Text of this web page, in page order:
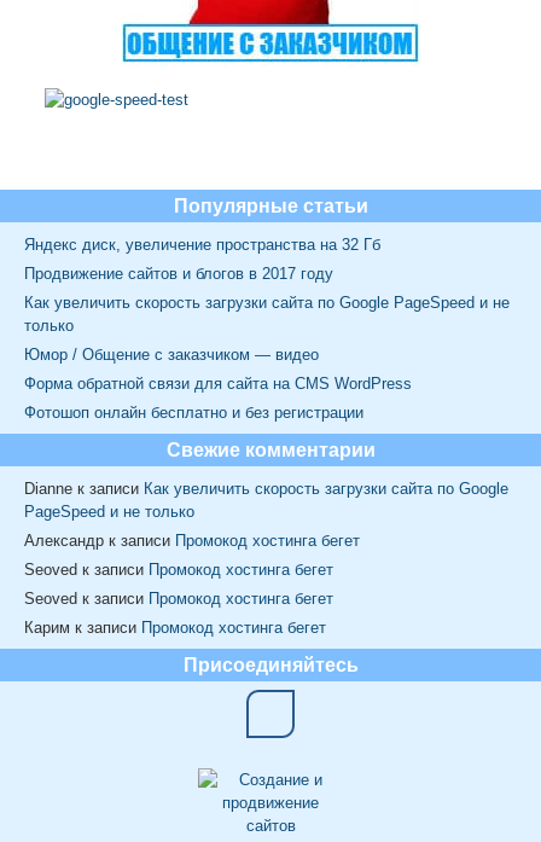
Популярные статьи
Яндекс диск, увеличение пространства на 32 Гб
Продвижение сайтов и блогов в 2017 году
Как увеличить скорость загрузки сайта по Google PageSpeed и не
только
Юмор / Общение с заказчиком — видео
Форма обратной связи для сайта на CMS WordPress
Фотошоп онлайн бесплатно и без регистрации
Свежие комментарии
Dianne к записи Как увеличить скорость загрузки сайта по Google
PageSpeed и не только
Александр к записи Промокод хостинга бегет
Seoved к записи Промокод хостинга бегет
Seoved к записи Промокод хостинга бегет
Карим к записи Промокод хостинга бегет
Присоединяйтесь